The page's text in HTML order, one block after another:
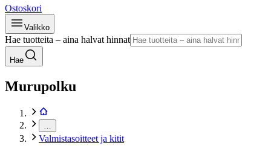
Ostoskori
Valikko
Hae tuotteita – aina halvat hinnat
Hae
Murupolku
Valmistasoitteet ja kitit